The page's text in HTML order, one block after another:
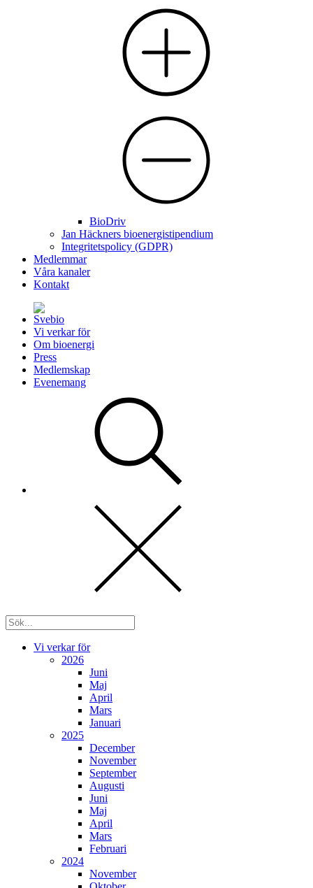
BioDriv
Jan Häckners bioenergistipendium
Integritetspolicy (GDPR)
Medlemmar
Våra kanaler
Kontakt
Vi verkar för
Om bioenergi
Press
Medlemskap
Evenemang
Vi verkar för
2026
Juni
Maj
April
Mars
Januari
2025
December
November
September
Augusti
Juni
Maj
April
Mars
Februari
2024
November